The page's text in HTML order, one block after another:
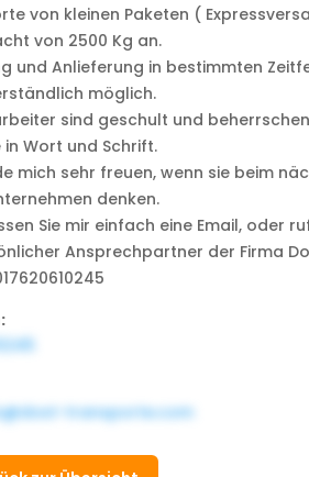
von kleinen Paketen (
von 2500 Kg an.
und Anlieferung in bestimmten
möglich.
sind geschult und
in Wort und Schrift.
mich sehr freuen, wenn sie beim
denken.
Sie mir einfach eine Email, oder
Ansprechpartner der Firma
transporte.com